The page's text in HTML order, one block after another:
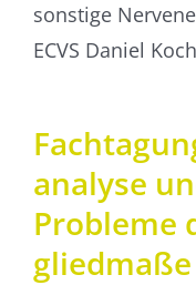
sonstige
ECVS Daniel
analyse
Probleme
gliedmaße